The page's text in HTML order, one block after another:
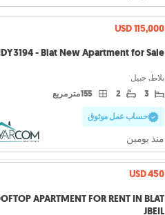
USD 115,000
DY3194 - Blat New Apartment for Sale!
بلاط, جبيل
3
2 155 متر مربع
حساب عمل موثوق
منذ يومين
USD 450
APARTMENT FOR RENT IN BLAT
JBEIL